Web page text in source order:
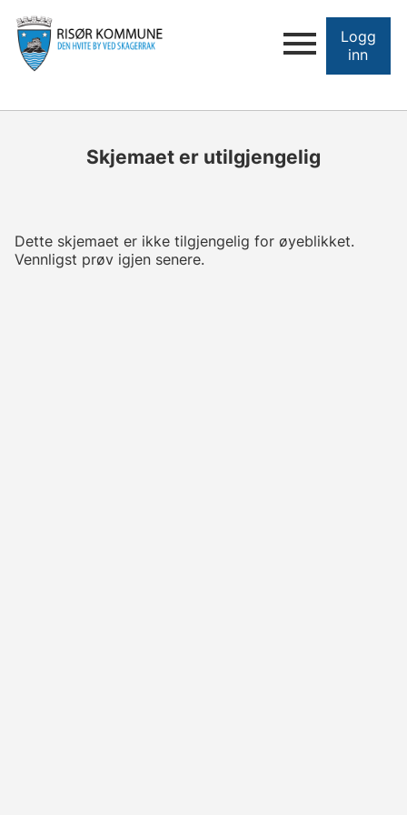
Logg
inn
Skjemaet er utilgjengelig
Dette skjemaet er ikke tilgjengelig for øyeblikket.
Vennligst prøv igjen senere.